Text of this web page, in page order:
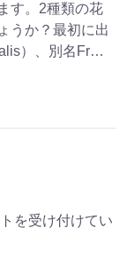
す。2種類の花
うか？最初に出
）、別名Fr…
を受け付けてい